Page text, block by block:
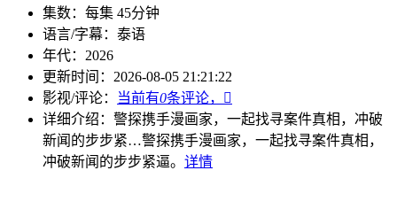
集数： 每集 45分钟
语言/字幕： 泰语
年代： 2026
更新时间： 2026-08-05 21:21:22
影视/评论：
当前有0条评论，

详细介绍： 警探携手漫画家，一起找寻案件真相，冲破
新闻的步步紧…警探携手漫画家，一起找寻案件真相，
冲破新闻的步步紧逼。 详情